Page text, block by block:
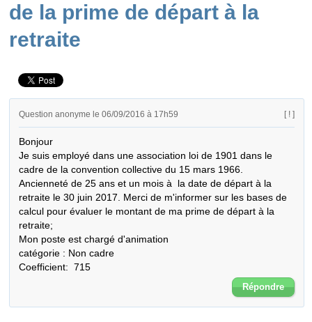
de la prime de départ à la
retraite
Question anonyme le 06/09/2016 à 17h59 [ ! ]
Bonjour
Je suis employé dans une association loi de 1901 dans le
cadre de la convention collective du 15 mars 1966.
Ancienneté de 25 ans et un mois à  la date de départ à la
retraite le 30 juin 2017. Merci de m'informer sur les bases de
calcul pour évaluer le montant de ma prime de départ à la
retraite;
Mon poste est chargé d'animation
catégorie : Non cadre
Coefficient:  715
Répondre